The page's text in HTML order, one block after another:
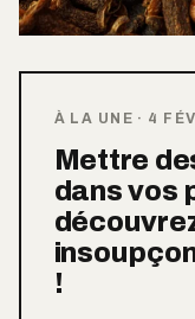
À LA UNE · 4 FÉV
Mettre
dans vos
!